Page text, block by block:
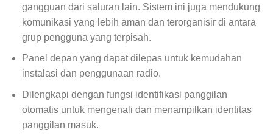
gangguan dari saluran lain. Sistem ini juga mendukung
komunikasi yang lebih aman dan terorganisir di antara
grup pengguna yang terpisah.
Panel depan yang dapat dilepas untuk kemudahan
instalasi dan penggunaan radio.
Dilengkapi dengan fungsi identifikasi panggilan
otomatis untuk mengenali dan menampilkan identitas
panggilan masuk.